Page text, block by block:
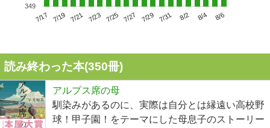
7/17 7/19 7/21 7/23 7/25 7/27 7/29 7/31 8/2 8/4 8/6
349
読み終わった本(350冊)
アルプス席の母
馴染みがあるのに、実際は自分とは縁遠い高校野
球！甲子園！をテーマにした母息子のストーリー